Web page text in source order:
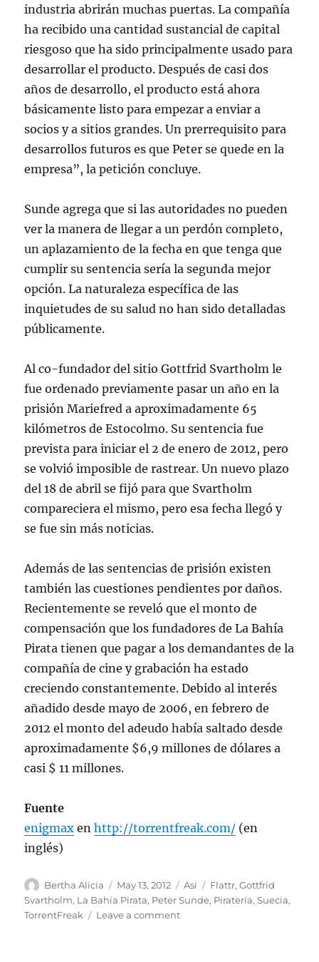
industria abrirán muchas puertas. La compañía
ha recibido una cantidad sustancial de capital
riesgoso que ha sido principalmente usado para
desarrollar el producto. Después de casi dos
años de desarrollo, el producto está ahora
básicamente listo para empezar a enviar a
socios y a sitios grandes. Un prerrequisito para
desarrollos futuros es que Peter se quede en la
empresa”, la petición concluye.
Sunde agrega que si las autoridades no pueden
ver la manera de llegar a un perdón completo,
un aplazamiento de la fecha en que tenga que
cumplir su sentencia sería la segunda mejor
opción. La naturaleza específica de las
inquietudes de su salud no han sido detalladas
públicamente.
Al co-fundador del sitio Gottfrid Svartholm le
fue ordenado previamente pasar un año en la
prisión Mariefred a aproximadamente 65
kilómetros de Estocolmo. Su sentencia fue
prevista para iniciar el 2 de enero de 2012, pero
se volvió imposible de rastrear. Un nuevo plazo
del 18 de abril se fijó para que Svartholm
compareciera el mismo, pero esa fecha llegó y
se fue sin más noticias.
Además de las sentencias de prisión existen
también las cuestiones pendientes por daños.
Recientemente se reveló que el monto de
compensación que los fundadores de La Bahía
Pirata tienen que pagar a los demandantes de la
compañía de cine y grabación ha estado
creciendo constantemente. Debido al interés
añadido desde mayo de 2006, en febrero de
2012 el monto del adeudo había saltado desde
aproximadamente $6,9 millones de dólares a
casi $ 11 millones.
Fuente
enigmax enhttp://torrentfreak.com/ (en
inglés)
Author
Bertha Alicia
Posted
on
May 13, 2012 Categories
Así Tags
Flattr,Gottfrid
Svartholm, La Bahía Pirata, Peter Sunde, Piratería,Suecia,
TorrentFreak
Leave a commenton